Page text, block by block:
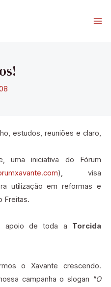
estudos, reuniões e claro,
uma iniciativa do Fórum
), visa
utilização em reformas e
Freitas.
apoio de toda a Torcida
o Xavante crescendo.
campanha o slogan "O